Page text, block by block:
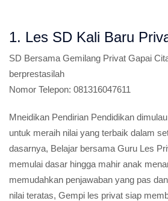
masuk pada esok harinya.
1. Les SD Kali Baru
SDBersama Gemilang Privat Gapai
berprestasilah
Nomor Telepon:081316047611
Mneidikan Pendirian Pendidikan
untuk meraih nilai yang terbaik dalam